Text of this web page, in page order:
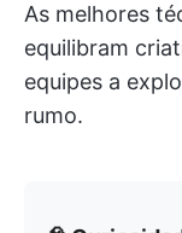
As melhores
equilibram
equipes a
rumo.